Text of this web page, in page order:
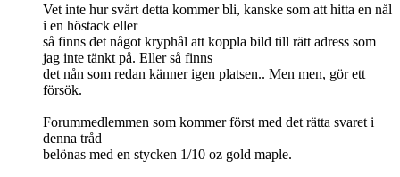
Vet inte hur svårt detta kommer bli, kanske som att hitta en nål
i en höstack eller
så finns det något kryphål att koppla bild till rätt adress som
jag inte tänkt på. Eller så finns
det nån som redan känner igen platsen.. Men men, gör ett
försök.
Forummedlemmen som kommer först med det rätta svaret i
denna tråd
belönas med en stycken 1/10 oz gold maple.